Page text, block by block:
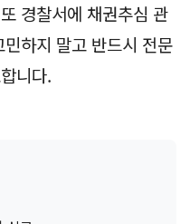
경찰서에 채권추심 관
하지 말고 반드시 전문
니다.